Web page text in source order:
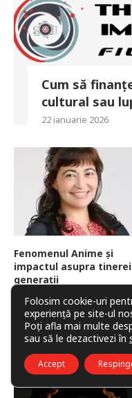
Cum să
cultural sau
22 ianuarie 2026
Fenomenul Anime și
impactul asupra tinerei
generații
5 septembrie 2025
Folosim cookie-uri
experiență pe site-ul
Poți afla mai multe
sau să le dezactivezi în
Accept